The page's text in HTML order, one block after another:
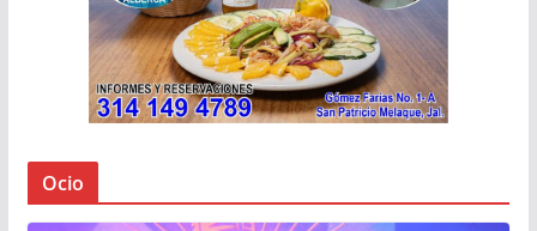
Ocio